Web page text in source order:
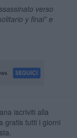
verso
y final” e
iscriviti alla
gratis tutti i giorni